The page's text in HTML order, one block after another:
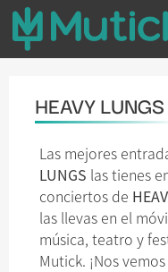
HEAVY LUNGS
Las mejores
LUNGS las tienes
conciertos de
las llevas en el
música, teatro y
Mutick. ¡Nos